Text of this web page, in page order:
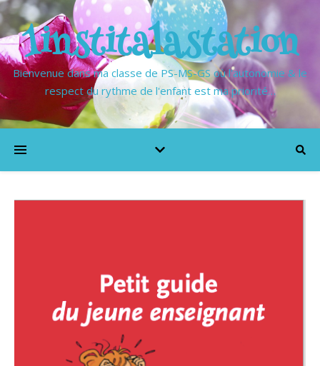
1institalastation
Bienvenue dans ma classe de PS-MS-GS où l'autonomie & le
respect du rythme de l'enfant est ma priorité…